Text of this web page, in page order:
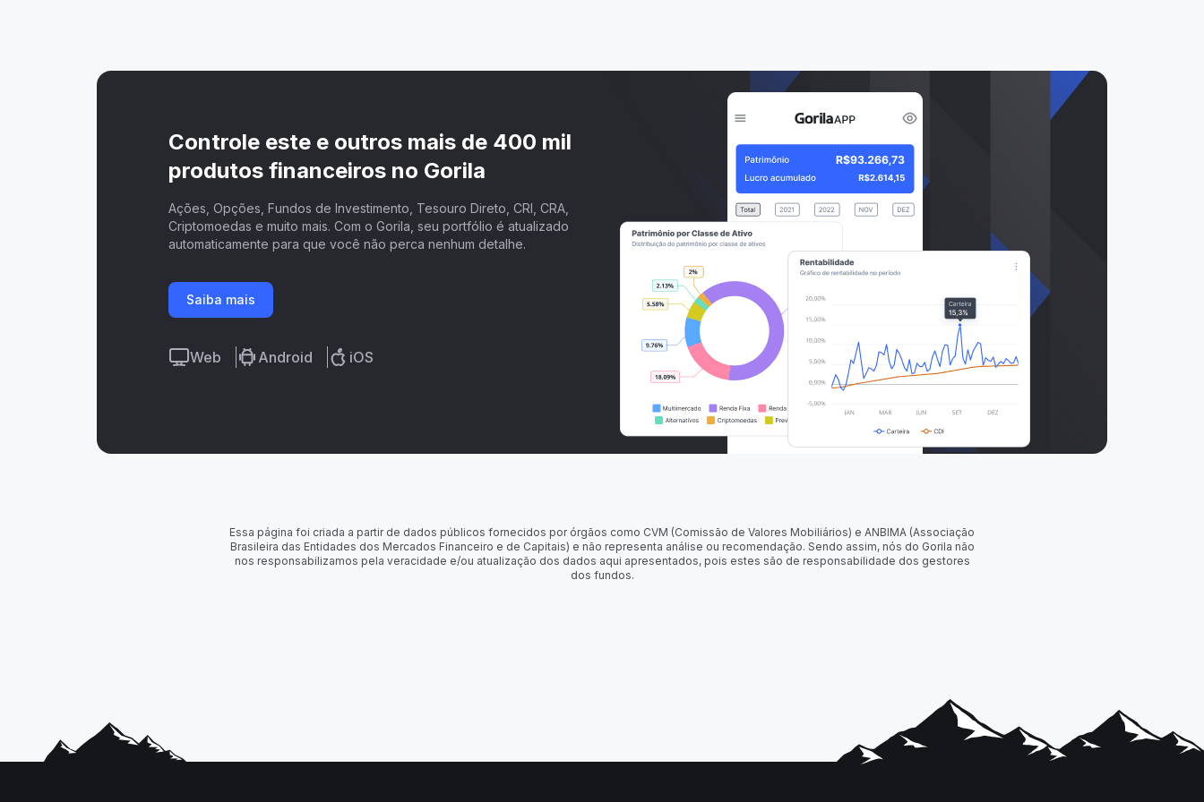
Controle este e outros mais de 400 mil
produtos financeiros no Gorila
Ações, Opções, Fundos de Investimento, Tesouro Direto, CRI, CRA,
Criptomoedas e muito mais. Com o Gorila, seu portfólio é atualizado
automaticamente para que você não perca nenhum detalhe.
Saiba mais
Web Android iOS
Essa página foi criada a partir de dados públicos fornecidos por órgãos como CVM (Comissão de Valores Mobiliários) e ANBIMA (Associação
Brasileira das Entidades dos Mercados Financeiro e de Capitais) e não representa análise ou recomendação. Sendo assim, nós do Gorila não
nos responsabilizamos pela veracidade e/ou atualização dos dados aqui apresentados, pois estes são de responsabilidade dos gestores
dos fundos.